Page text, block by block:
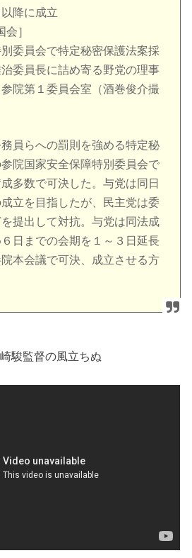
降に成立
］
委員会で特定秘密保護法案採
委員長に詰め寄る野党の理事
院第１委員会室（酒巻俊介撮
員らへの罰則を強める特定秘
院国家安全保障特別委員会で
多数で可決した。与党は同日
立を目指したが、民主党は委
提出して対抗。与党は同法成
日までの会期を１～３日延長
本会議で可決、成立させる方
駿監督の風立ちぬ